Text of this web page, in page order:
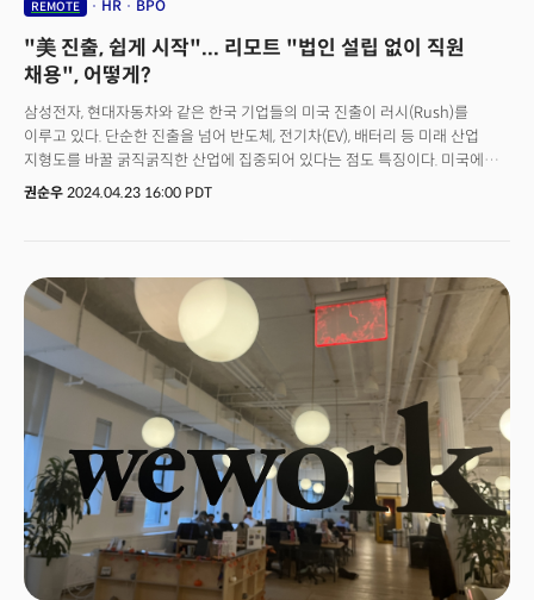
REMOTE HR BPO
"美 진출, 쉽게 시작"... 리모트 "법인 설립 없이 직원
채용", 어떻게?
삼성전자, 현대자동차와 같은 한국 기업들의 미국 진출이 러시(Rush)를
이루고 있다. 단순한 진출을 넘어 반도체, 전기차(EV), 배터리 등 미래 산업
지형도를 바꿀 굵직굵직한 산업에 집중되어 있다는 점도 특징이다. 미국에
진출한 한국 기업들이 하나같이 어려움을 겪는 분야가 있다. 바로 인력
원격근무는 하나의 대안이 될 수 있다. 글로벌 HR 플랫폼을 운영하는 리모트
(Remote)의 마르셀로 레브르 공동창업자 겸 사장(President)은 “코로나19
팬데믹 이후 원격근무의 보편화는 일하는 방식을 더욱 가속화하고 있다”고
‘일의 미래’를 전망했다. 팬데믹이 종식되면서 일부 기업들은 소통의 부재나
효율성을 이유로 직원들을 다시 회사로 복귀시키고 있다. 최근 디즈니와
스타벅스와 같은 대기업들은 물론, 일의 유연성이 가장 많은 실리콘밸리의
빅테크 기업들도 원격근무를 축소하고 ‘오피스 출근’으로 정책을 선회하고
있다. 기업들은 어떻게 대응해야 할까. 레브르 사장은 “어떤 기업들은 다른
기업보다 더 빨리 원격근무를 수용하면서 경쟁 우위를 구축하고 있다”며
“최고의 인재를 유치하는 것이 목적을 달성할 수 있는 가장 좋은 기회임을
인식하고 있기 때문”이라고 분석했다. 이 때문에 원격근무는 과거의 근무
방식이 아닌 “불가피하게 수용해야만 하는 미래”라고 그는 지적한다. 다만
“모두에게 익숙한 원격근무와는 다를 수 있다”면서 “모든 기업에 원격근무가
최적의 선택은 아니다. 새로운 표준이 자리 잡게 될 것”이라고 전망했다.
권순우 2024.04.23 16:00 PDT